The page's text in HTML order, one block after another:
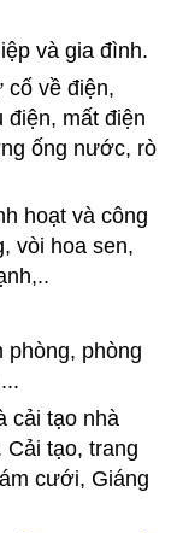
và gia đình.
cố về điện,
mất điện
ống nước, rò
hoạt và công
vòi hoa sen,
phòng, phòng
cải tạo nhà
Cải tạo, trang
cưới, Giáng